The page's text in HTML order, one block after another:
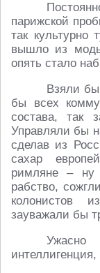
парижской
так культурно
вышло из
опять стало
Взяли
бы всех
состава, так
Управляли бы
сделав из
сахар
римляне –
рабство,
колонистов
зауважали бы
Ужасно